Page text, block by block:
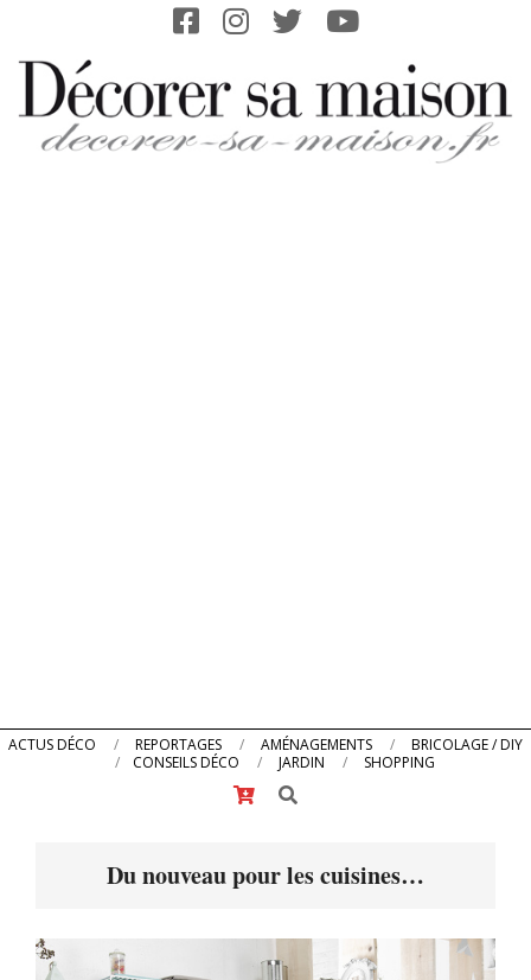
content
Primary
ACTUS DÉCO REPORTAGES AMÉNAGEMENTS
BRICOLAGE / DIY
CONSEILS DÉCO
JARDIN
SHOPPING
Search
Du nouveau pour les cuisines…